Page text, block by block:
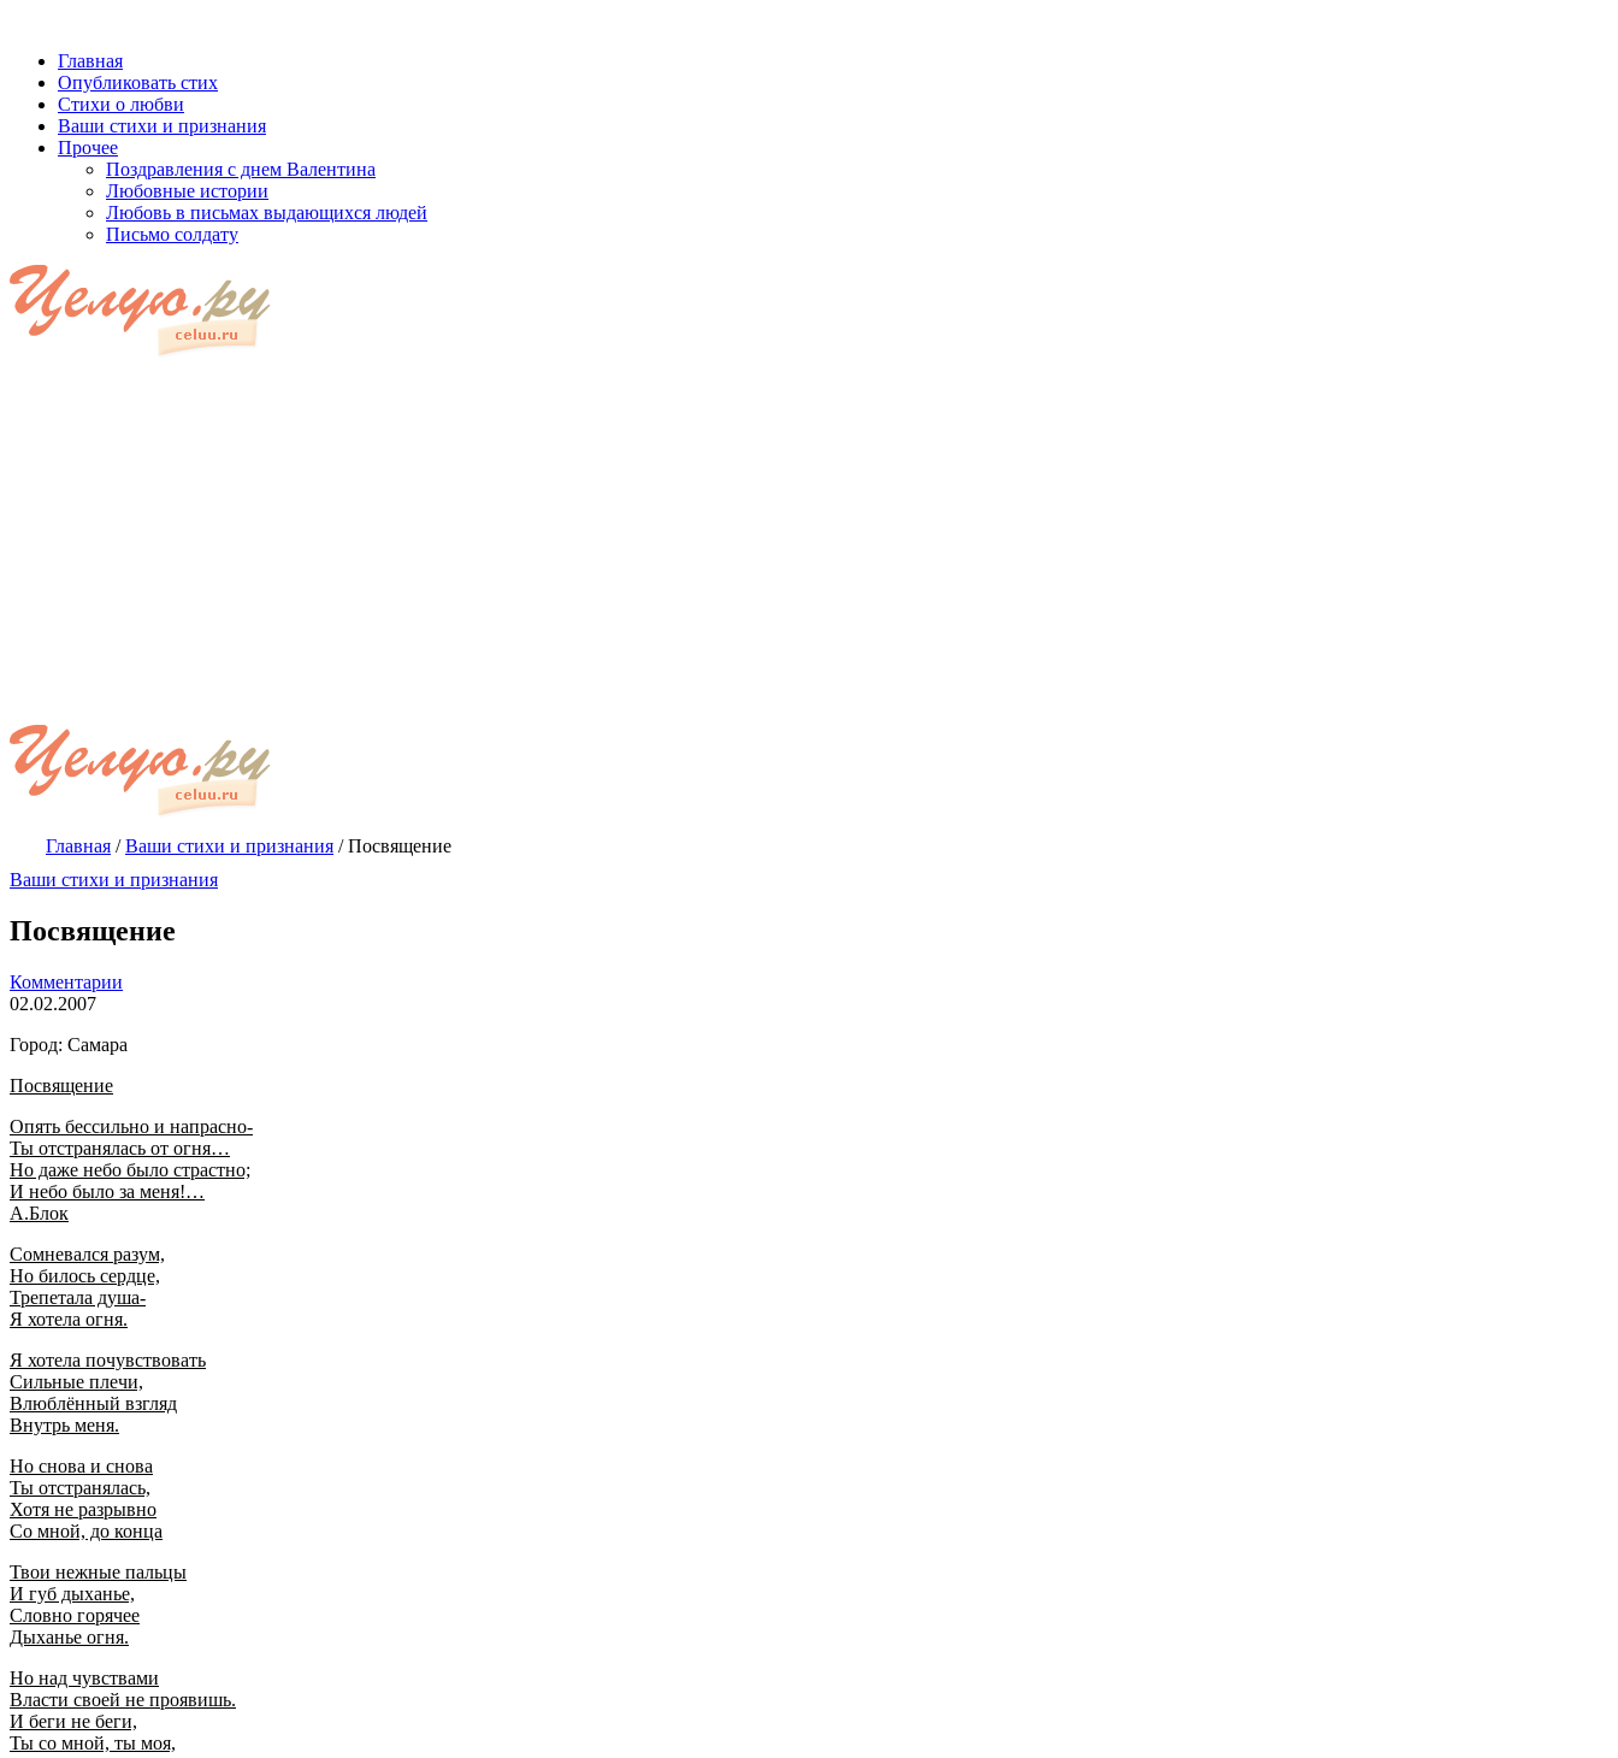
Главная
Опубликовать стих
Стихи о любви
Ваши стихи и признания
Прочее
Поздравления с днем Валентина
Любовные истории
Любовь в письмах выдающихся людей
Письмо солдату
Главная /Ваши стихи и признания /Посвящение
Ваши стихи и признания
Посвящение
Комментарии
02.02.2007
Город: Самара
Посвящение
Опять бессильно и напрасно-
Ты отстранялась от огня…
Но даже небо было страстно;
И небо было за меня!…
А.Блок
Сомневался разум,
Но билось сердце,
Трепетала душа-
Я хотела огня.
Я хотела почувствовать
Сильные плечи,
Влюблённый взгляд
Внутрь меня.
Но снова и снова
Ты отстранялась,
Хотя не разрывно
Со мной, до конца
Твои нежные пальцы
И губ дыханье,
Словно горячее
Дыханье огня.
Но над чувствами
Власти своей не проявишь.
И беги не беги,
Ты со мной, ты моя,